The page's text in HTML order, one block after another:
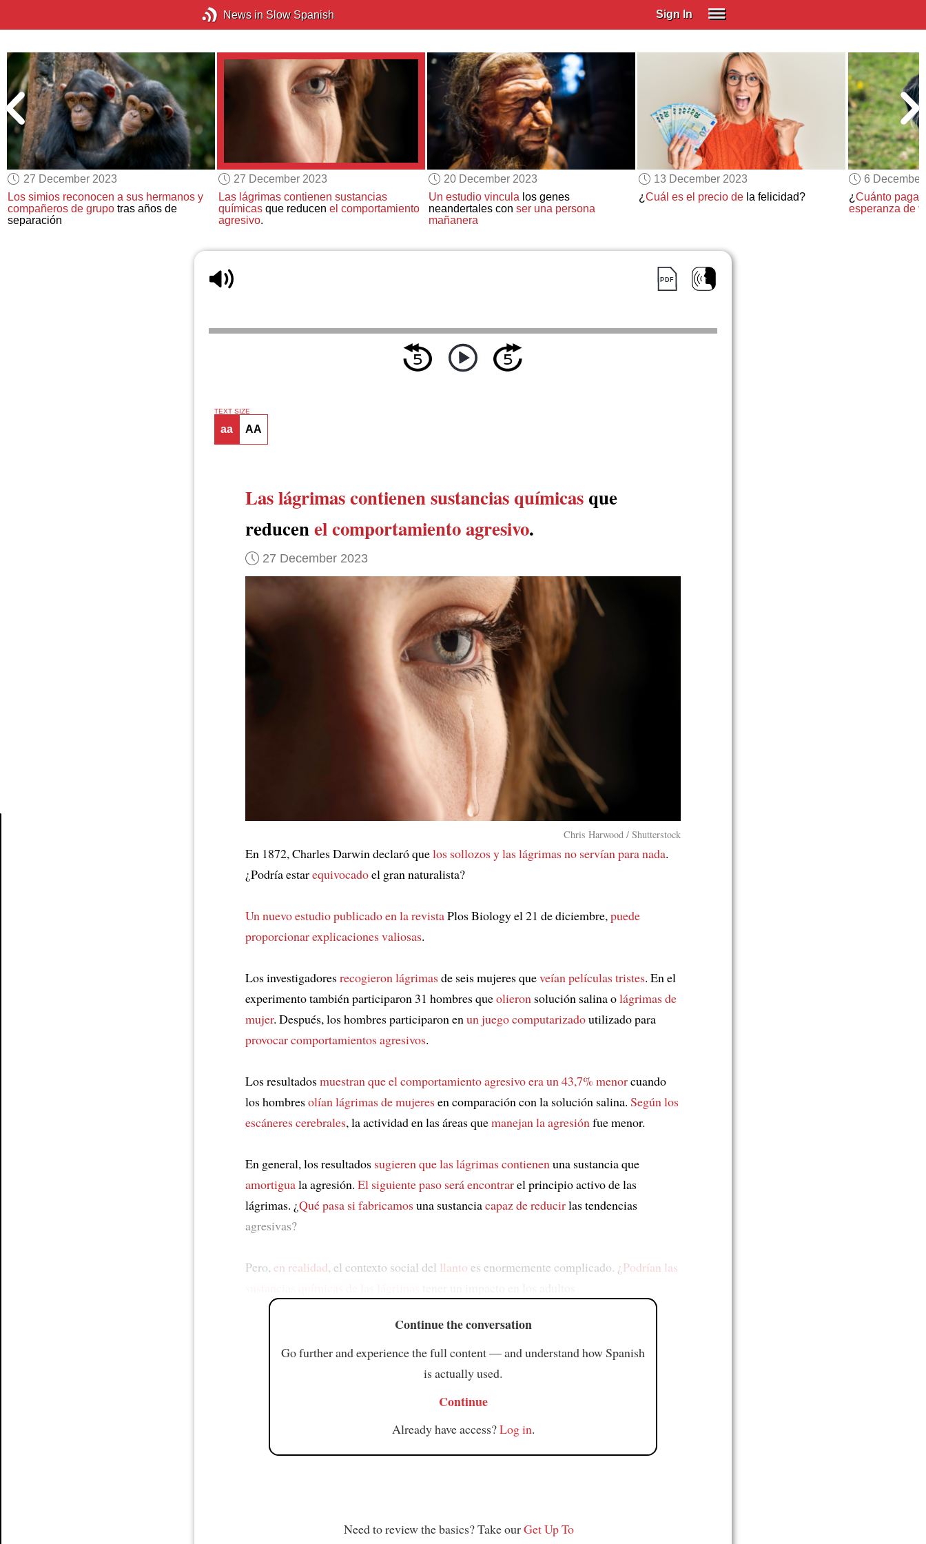
News in Slow Spanish Sign In
Spanish (Spain)
Spanish (Latino)
SUBSCRIBE
EDUCATIONAL LICENSES
GIFT CARDS
OTHER LANGUAGES
27 December 2023
Los simios reconocen a sus hermanos y
compañeros de grupo tras años de
separación
27 December 2023
Las lágrimas contienen sustancias
químicasque reducen el comportamiento
agresivo.
20 December 2023
Un estudio vinculalos genes
neandertales con ser una persona
mañanera
13 December 2023
¿Cuál es el precio dela felicidad?
6
¿Cuánto
esperanza de
TEXT SIZE
aa AA
Las lágrimas contienen sustancias químicas que
reducenel comportamiento agresivo.
27 December 2023
Chris Harwood / Shutterstock
En 1872, Charles Darwin declaró quelos sollozos y las lágrimas no servían para nada.
¿Podría estarequivocadoel gran naturalista?
Un nuevo estudio publicado en la revistaPlos Biology el 21 de diciembre, puede
proporcionar explicaciones valiosas.
Los investigadoresrecogieron lágrimasde seis mujeres queveían películas tristes. En el
experimento también participaron 31 hombres queolieron solución salina olágrimas de
mujer. Después, los hombres participaron en un juego computarizadoutilizado para
provocar comportamientos agresivos.
Los resultadosmuestran que el comportamiento agresivo era un 43,7% menorcuando
los hombresolían lágrimas de mujeresen comparación con la solución salina. Según los
escáneres cerebrales, la actividad en las áreas quemanejan la agresión fue menor.
En general, los resultados sugieren que las lágrimas contienen una sustancia que
amortiguala agresión. El siguiente paso será encontrarel principio activo de las
lágrimas. ¿Qué pasa si fabricamosuna sustanciacapaz de reducirlas tendencias
agresivas?
Pero, en realidad, el contexto social del llanto es enormemente complicado. ¿ Podrían las
Continue the conversation
Go further and experience the full content — and understand how Spanish
is actually used.
Continue
Already have access?Log in.
Need to review the basics? Take ourGet Up To